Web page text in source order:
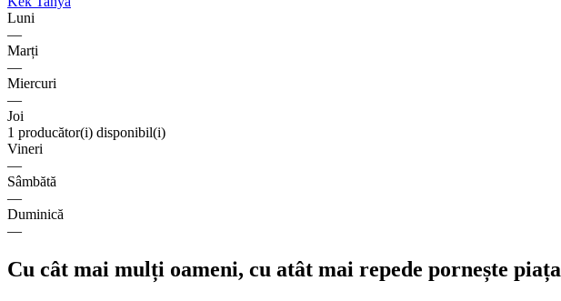
Luni
—
Marți
—
Miercuri
—
Joi
1 producător(i) disponibil(i)
Vineri
—
Sâmbătă
—
Duminică
—
Cu cât mai mulți oameni, cu atât mai repede pornește piața